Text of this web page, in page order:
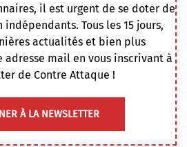
il est urgent de se doter de
Tous les 15 jours,
actualités et bien plus
mail en vous inscrivant à
de Contre Attaque !
À LA NEWSLETTER